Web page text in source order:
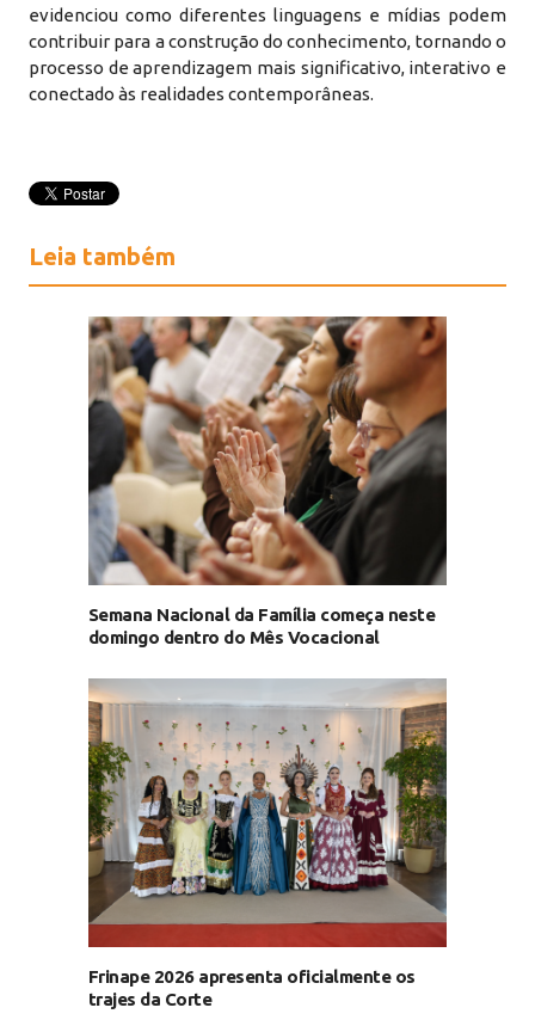
evidenciou como diferentes linguagens e mídias podem
contribuir para a construção do conhecimento, tornando o
processo de aprendizagem mais significativo, interativo e
conectado às realidades contemporâneas.
Leia também
Semana Nacional da Família começa neste
domingo dentro do Mês Vocacional
Frinape 2026 apresenta oficialmente os
trajes da Corte